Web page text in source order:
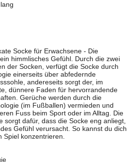
Socke für Erwachsene - Die
himmlisches Gefühl. Durch die zwei
der Socken, verfügt die Socke durch
einerseits über abfedernde
andereseits sorgt der, im
dünnere Faden für hervorrandende
Gerüche werden durch die
(im Fußballen) vermieden und
Fuss beim Sport oder im Alltag. Die
sorgt dafür, dass die Socke eng anliegt,
Gefühl verursacht. So kannst du dich
Spiel konzentrieren.